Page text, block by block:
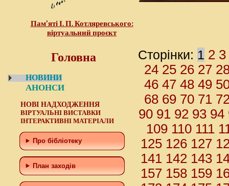
Пам’яті І. П. Котляревського:
віртуальний проєкт
Головна
НОВИНИ
АНОНСИ
НОВІ НАДХОДЖЕННЯ
ВІРТУАЛЬНІ ВИСТАВКИ
ІНТЕРАКТИВНІ МАТЕРІАЛИ
Про бібліотеку
План заходів
Сторінки: 1 2 3
24 25 26 27
46 47 48 49
68 69 70 71
90 91 92 93 94
109 110 111
125 126 127
141 142 143
157 158 159